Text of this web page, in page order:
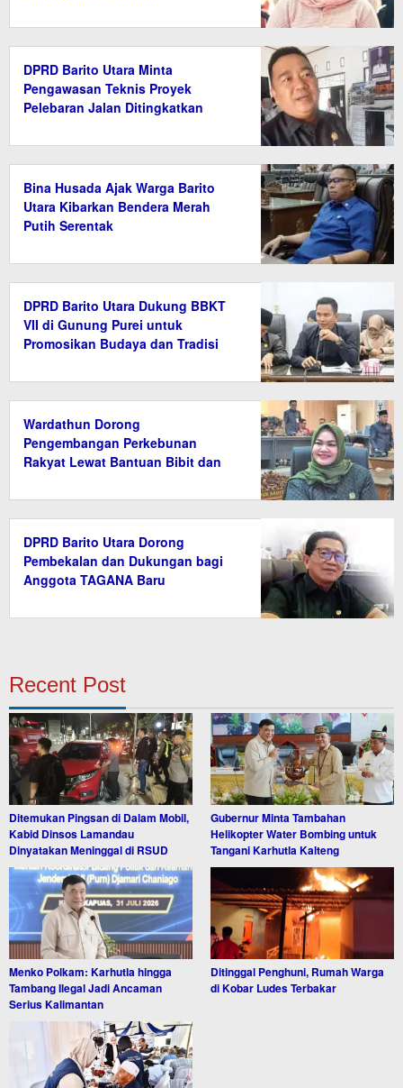
DPRD Barito Utara Minta
Pengawasan Teknis Proyek
Pelebaran Jalan Ditingkatkan
Bina Husada Ajak Warga Barito
Utara Kibarkan Bendera Merah
Putih Serentak
DPRD Barito Utara Dukung BBKT
VII di Gunung Purei untuk
Promosikan Budaya dan Tradisi
Wardathun Dorong
Pengembangan Perkebunan
Rakyat Lewat Bantuan Bibit dan
DPRD Barito Utara Dorong
Pembekalan dan Dukungan bagi
Anggota TAGANA Baru
Recent Post
Ditemukan Pingsan di Dalam Mobil,
Kabid Dinsos Lamandau
Dinyatakan Meninggal di RSUD
Gubernur Minta Tambahan
Helikopter Water Bombing untuk
Tangani Karhutla Kalteng
Menko Polkam: Karhutla hingga
Tambang Ilegal Jadi Ancaman
Serius Kalimantan
Ditinggal Penghuni, Rumah Warga
di Kobar Ludes Terbakar